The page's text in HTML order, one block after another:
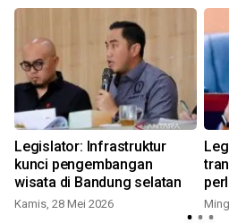
Legislator: Infrastruktur
kunci pengembangan
wisata di Bandung selatan
Kamis, 28 Mei 2026